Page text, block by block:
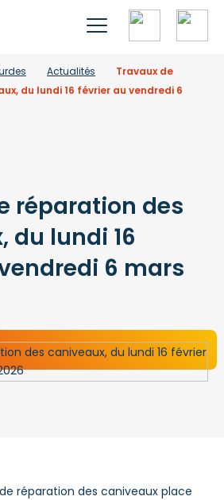
Actualités
Travaux de
du lundi 16 février au vendredi 6
réparation des
du lundi 16
6 mars
réparation des caniveaux place